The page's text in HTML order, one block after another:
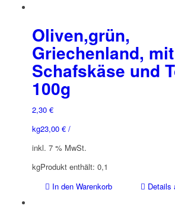
Oliven,grün,
Griechenland, mit
Schafskäse und
100g
2,30 €
23,00 €/
kg
inkl. 7 % MwSt.
Produkt enthält: 0,1
kg
In den Warenkorb
Details